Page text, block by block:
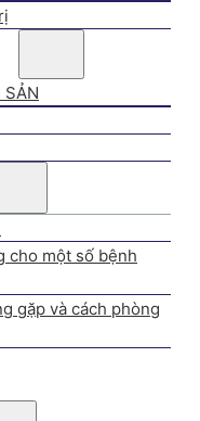
SẢN
cho một số bệnh
gặp và cách phòng